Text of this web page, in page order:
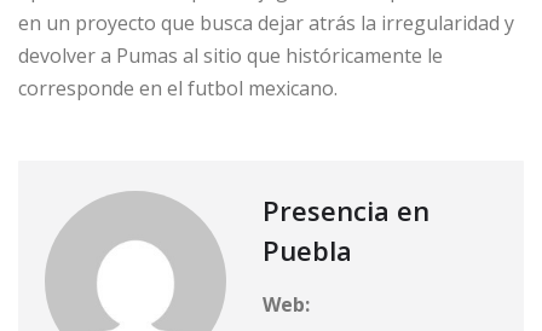
en un proyecto que busca dejar atrás la irregularidad y
devolver a Pumas al sitio que históricamente le
corresponde en el futbol mexicano.
Presencia en
Puebla
Web: